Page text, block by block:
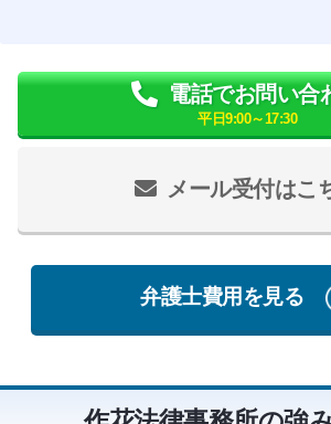
メール受付はこ
電話でお問い合
平日9:00～17:30
弁護士費用を見る